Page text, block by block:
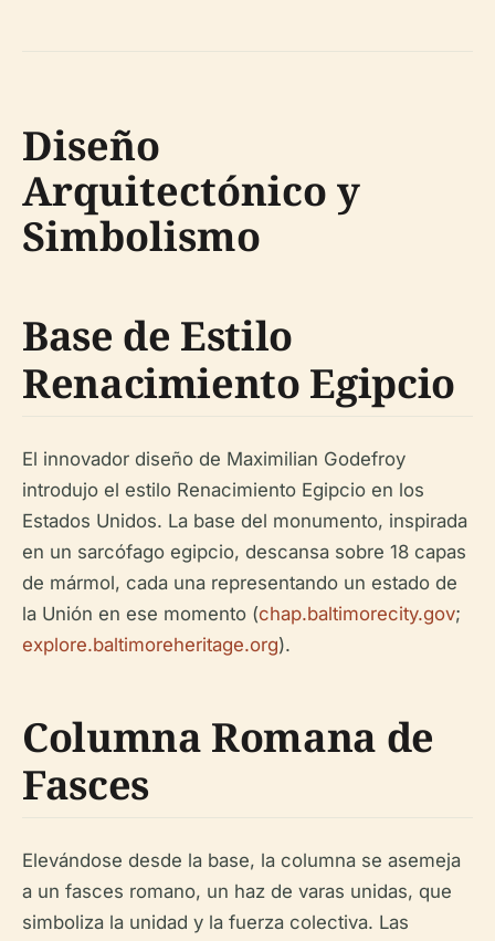
Diseño
Arquitectónico y
Simbolismo
Base de Estilo
Renacimiento Egipcio
El innovador diseño de Maximilian Godefroy
introdujo el estilo Renacimiento Egipcio en los
Estados Unidos. La base del monumento, inspirada
en un sarcófago egipcio, descansa sobre 18 capas
de mármol, cada una representando un estado de
la Unión en ese momento (chap.baltimorecity.gov;
explore.baltimoreheritage.org).
Columna Romana de
Fasces
Elevándose desde la base, la columna se asemeja
a un fasces romano, un haz de varas unidas, que
simboliza la unidad y la fuerza colectiva. Las